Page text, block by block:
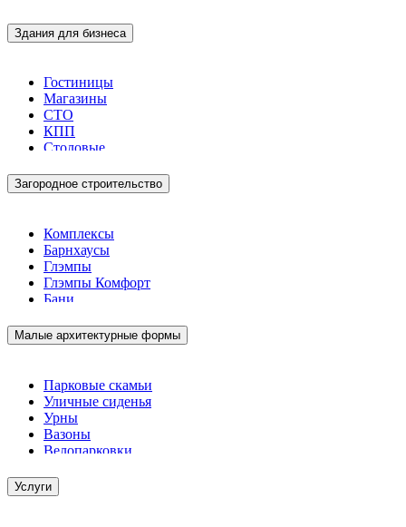
Здания для бизнеса
Гостиницы
Магазины
СТО
КПП
Столовые
Загородное строительство
Комплексы
Барнхаусы
Глэмпы
Глэмпы Комфорт
Бани
Малые архитектурные формы
Парковые скамьи
Уличные сиденья
Урны
Вазоны
Велопарковки
Услуги